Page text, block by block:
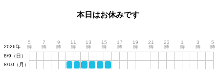
本日はお休みです
2026年
5
時
7
時
9
時
11
時
13
時
15
時
17
時
19
時
21
時
23
時
1
時
3
時
5
時
8/9（日）
8/10（月）